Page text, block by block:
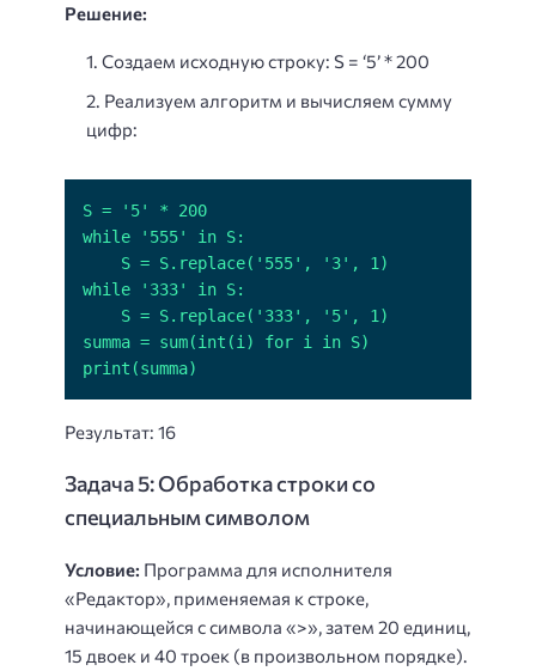
Решение:
Создаем исходную строку: S = ‘5’ * 200
Реализуем алгоритм и вычисляем сумму
цифр:
print(summa)
Результат: 16
Задача 5: Обработка строки со
специальным символом
Условие: Программа для исполнителя
«Редактор», применяемая к строке,
начинающейся с символа «>», затем 20 единиц,
15 двоек и 40 троек (в произвольном порядке).